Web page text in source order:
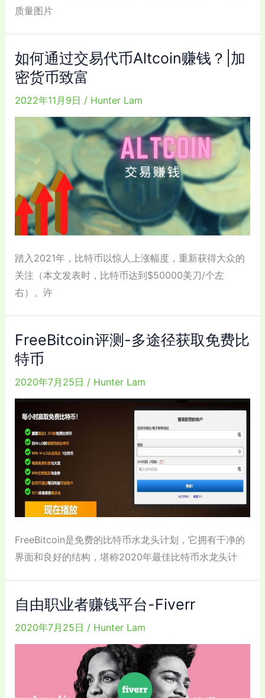
质量图片
如何通过交易代币Altcoin赚钱？|加
密货币致富
2022年11月9日 / Hunter Lam
踏入2021年，比特币以惊人上涨幅度，重新获得大众的
关注（本文发表时，比特币达到$50000美刀/个左
右）。许
FreeBitcoin评测-多途径获取免费比
特币
2020年7月25日 / Hunter Lam
FreeBitcoin是免费的比特币水龙头计划，它拥有干净的
界面和良好的结构，堪称2020年最佳比特币水龙头计
自由职业者赚钱平台-Fiverr
2020年7月25日 / Hunter Lam